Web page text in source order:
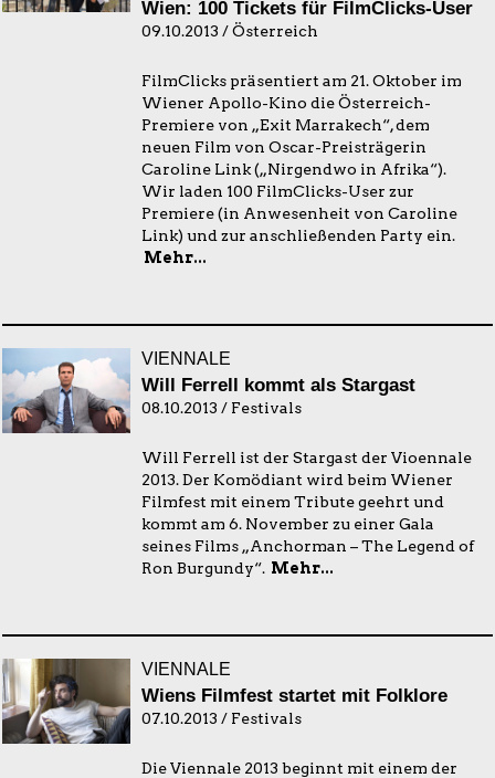
Wien: 100 Tickets für FilmClicks-User
09.10.2013 / Österreich
FilmClicks präsentiert am 21. Oktober im
Wiener Apollo-Kino die Österreich-
Premiere von „Exit Marrakech“, dem
neuen Film von Oscar-Preisträgerin
Caroline Link („Nirgendwo in Afrika“).
Wir laden 100 FilmClicks-User zur
Premiere (in Anwesenheit von Caroline
Link) und zur anschließenden Party ein.
Mehr...
VIENNALE
Will Ferrell kommt als Stargast
08.10.2013 / Festivals
Will Ferrell ist der Stargast der Vioennale
2013. Der Komödiant wird beim Wiener
Filmfest mit einem Tribute geehrt und
kommt am 6. November zu einer Gala
seines Films „Anchorman – The Legend of
Ron Burgundy“. Mehr...
VIENNALE
Wiens Filmfest startet mit Folklore
07.10.2013 / Festivals
Die Viennale 2013 beginnt mit einem der